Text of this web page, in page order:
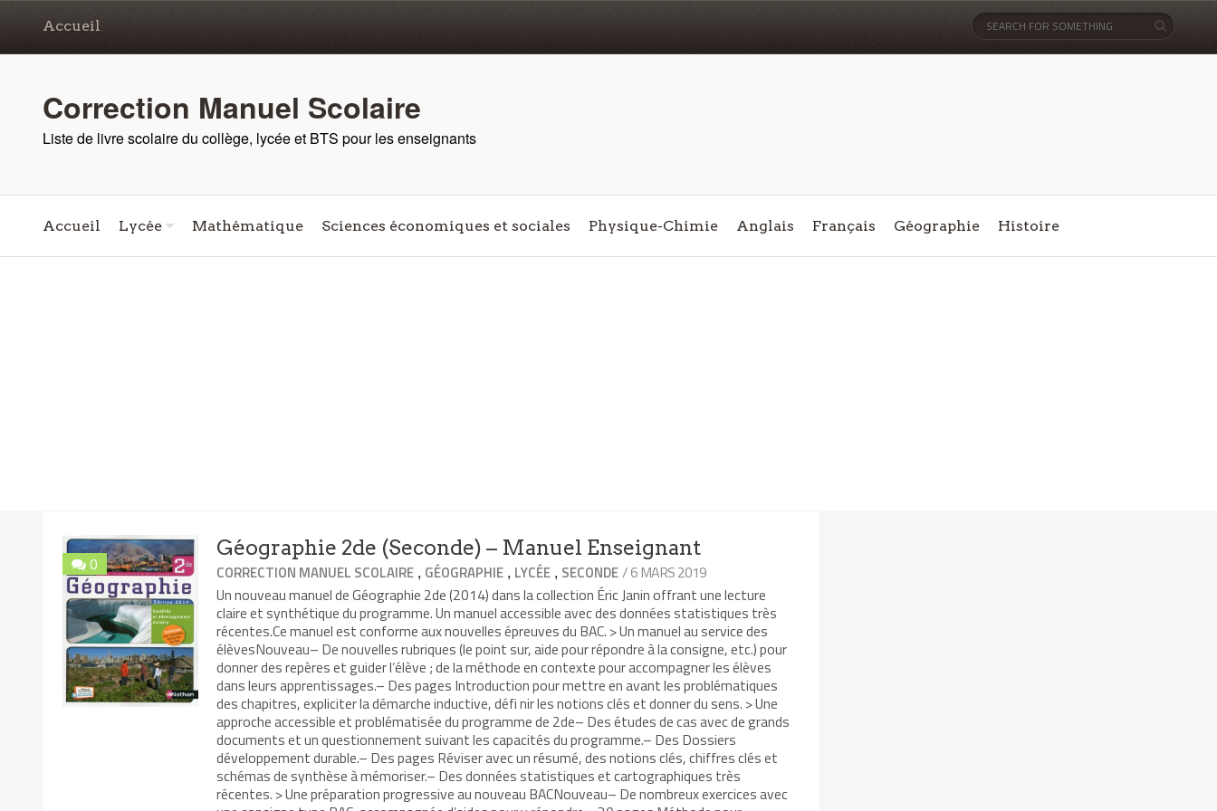
Accueil
Correction Manuel Scolaire
Liste de livre scolaire du collège, lycée et BTS pour les enseignants
Accueil Lycée Mathématique Sciences économiques et sociales Physique-Chimie Anglais Français Géographie Histoire
0
Géographie 2de (Seconde) – Manuel Enseignant
CORRECTION MANUEL SCOLAIRE , GÉOGRAPHIE , LYCÉE , SECONDE/ 6 MARS 2019
Un nouveau manuel de Géographie 2de (2014) dans la collection Éric Janin offrant une lecture
claire et synthétique du programme. Un manuel accessible avec des données statistiques très
récentes.Ce manuel est conforme aux nouvelles épreuves du BAC. > Un manuel au service des
élèvesNouveau– De nouvelles rubriques (le point sur, aide pour répondre à la consigne, etc.) pour
donner des repères et guider l’élève ; de la méthode en contexte pour accompagner les élèves
dans leurs apprentissages.– Des pages Introduction pour mettre en avant les problématiques
des chapitres, expliciter la démarche inductive, défi nir les notions clés et donner du sens. > Une
approche accessible et problématisée du programme de 2de– Des études de cas avec de grands
documents et un questionnement suivant les capacités du programme.– Des Dossiers
développement durable.– Des pages Réviser avec un résumé, des notions clés, chiffres clés et
schémas de synthèse à mémoriser.– Des données statistiques et cartographiques très
récentes. > Une préparation progressive au nouveau BACNouveau– De nombreux exercices avec